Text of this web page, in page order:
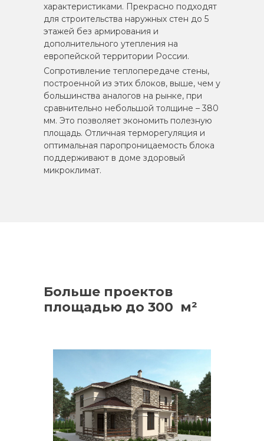
характеристиками. Прекрасно подходят
для строительства наружных стен до 5
этажей без армирования и
дополнительного утепления на
европейской территории России.
Сопротивление теплопередаче стены,
построенной из этих блоков, выше, чем у
большинства аналогов на рынке, при
сравнительно небольшой толщине – 380
мм. Это позволяет экономить полезную
площадь. Отличная терморегуляция и
оптимальная паропроницаемость блока
поддерживают в доме здоровый
микроклимат.
Больше проектов
площадью до 300 м²